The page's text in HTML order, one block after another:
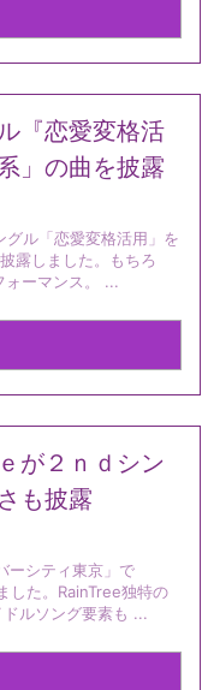
『恋愛変格活
」の曲を披露
ル「恋愛変格活用」を
露しました。もちろ
ォーマンス。 ...
が２ｎｄシン
も披露
ーシティ東京」で
した。RainTree独特の
ルソング要素も ...